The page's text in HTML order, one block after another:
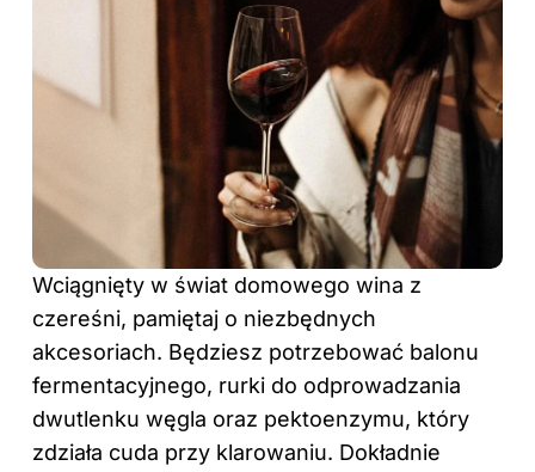
Wciągnięty w świat domowego wina z
czereśni, pamiętaj o niezbędnych
akcesoriach. Będziesz potrzebować balonu
fermentacyjnego, rurki do odprowadzania
dwutlenku węgla oraz pektoenzymu, który
zdziała cuda przy klarowaniu. Dokładnie